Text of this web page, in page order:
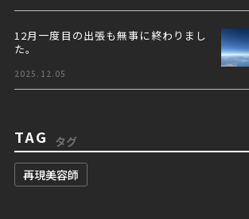
12月一度目の出張も無事に終わりまし
た。
2025.12.05
TAG タグ
再現美容師